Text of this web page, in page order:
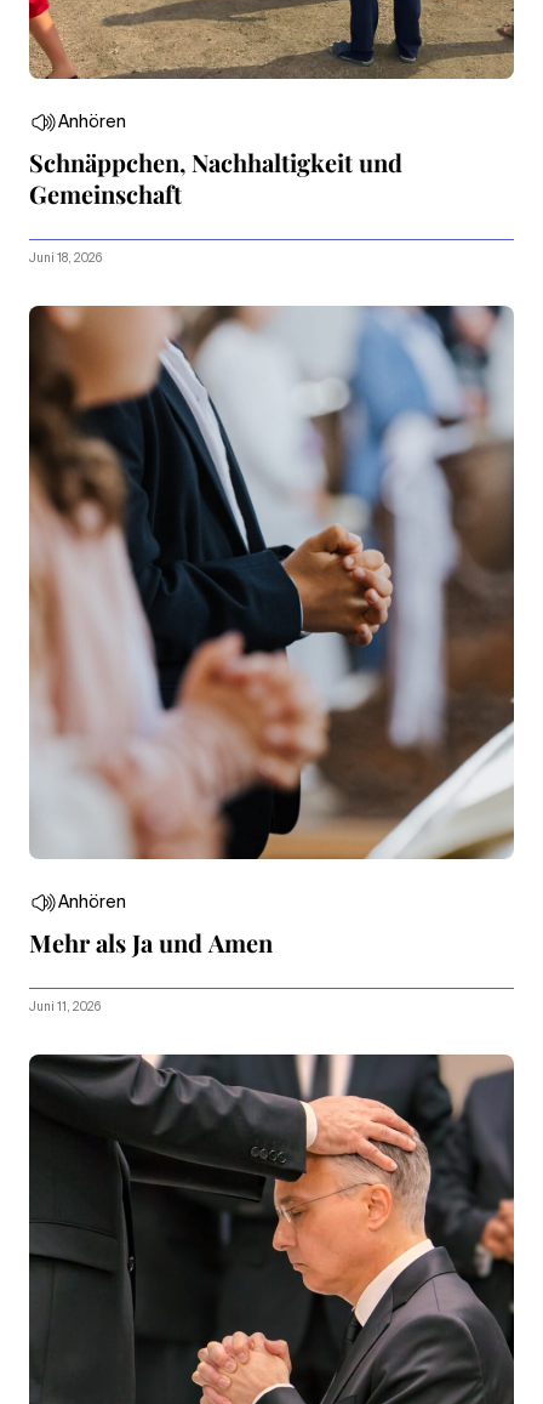
Anhören
Schnäppchen, Nachhaltigkeit und
Gemeinschaft
Juni 18, 2026
Anhören
Mehr als Ja und Amen
Juni 11, 2026